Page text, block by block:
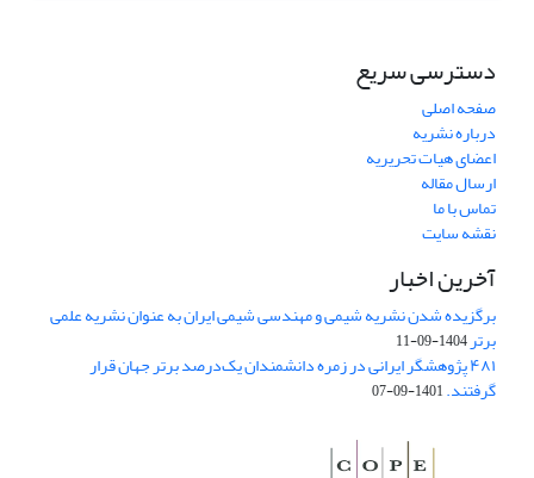
دسترسی سریع
صفحه اصلی
درباره نشریه
اعضای هیات تحریریه
ارسال مقاله
تماس با ما
نقشه سایت
آخرین اخبار
برگزیده شدن نشریه شیمی و مهندسی شیمی ایران به عنوان نشریه علمی
برتر1404-09-11
۴۸۱ پژوهشگر ایرانی در زمره دانشمندان یک‌درصد برتر جهان قرار
گرفتند.1401-09-07